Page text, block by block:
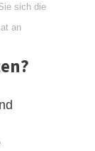
sich die
an